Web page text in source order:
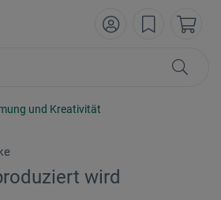
und Kreativität
wird